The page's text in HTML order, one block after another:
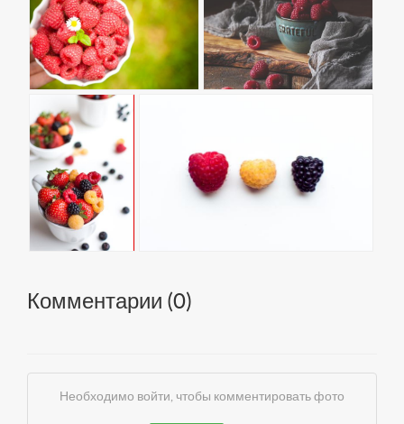
Комментарии (0)
Необходимо войти, чтобы комментировать фото